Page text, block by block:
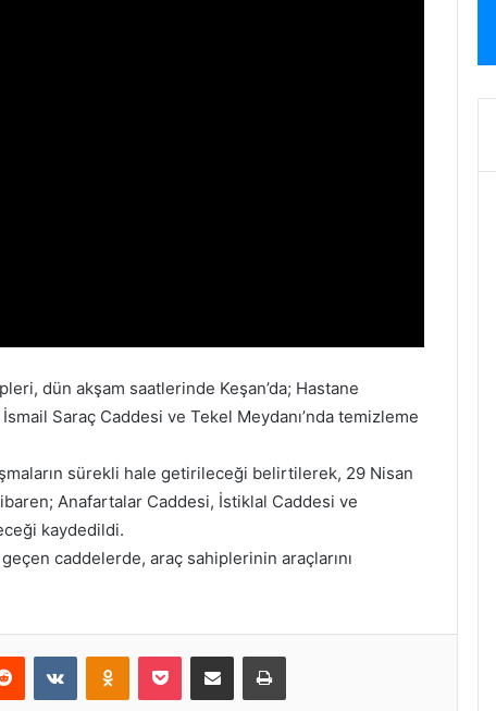
dün akşam saatlerinde Keşan’da; Hastane
Saraç Caddesi ve Tekel Meydanı’nda temizleme
sürekli hale getirileceği belirtilerek, 29 Nisan
Anafartalar Caddesi, İstiklal Caddesi ve
kaydedildi.
caddelerde, araç sahiplerinin araçlarını